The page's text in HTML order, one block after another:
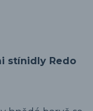
stínidly Redo